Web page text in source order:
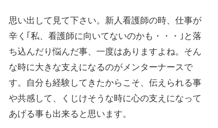
思い出して見て下さい。新人看護師の時、仕事が
辛く｢私、看護師に向いてないのかも・・・｣と落
ち込んだり悩んだ事、一度はありますよね。そん
な時に大きな支えになるのがメンターナースで
す。自分も経験してきたからこそ、伝えられる事
や共感して、くじけそうな時に心の支えになって
あげる事も出来ると思います。